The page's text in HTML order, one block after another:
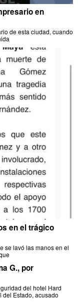
en
de esta ciudad, cuando
en el trágico
se lavó las manos en el
G., por
del hotel Hard
del Estado, acusado